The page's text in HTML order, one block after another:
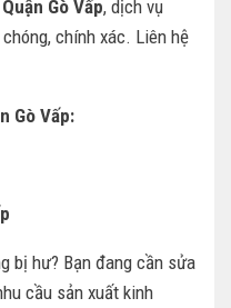
Gò Vấp, dịch vụ
chính xác. Liên hệ
Gò Vấp:
bị hư? Bạn đang cần sửa
cầu sản xuất kinh